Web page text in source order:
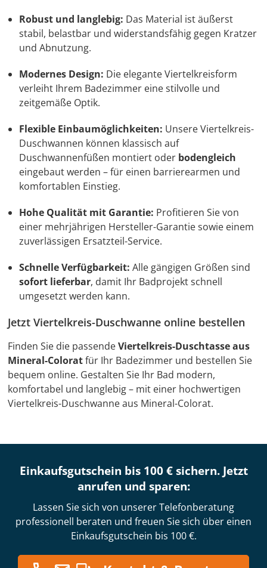
Robust und langlebig: Das Material ist äußerst
stabil, belastbar und widerstandsfähig gegen Kratzer
und Abnutzung.
Modernes Design: Die elegante Viertelkreisform
verleiht Ihrem Badezimmer eine stilvolle und
zeitgemäße Optik.
Flexible Einbaumöglichkeiten: Unsere Viertelkreis-
Duschwannen können klassisch auf
Duschwannenfüßen montiert oder bodengleich
eingebaut werden – für einen barrierearmen und
komfortablen Einstieg.
Hohe Qualität mit Garantie: Profitieren Sie von
einer mehrjährigen Hersteller-Garantie sowie einem
zuverlässigen Ersatzteil-Service.
Schnelle Verfügbarkeit: Alle gängigen Größen sind
sofort lieferbar, damit Ihr Badprojekt schnell
umgesetzt werden kann.
Jetzt Viertelkreis-Duschwanne online bestellen
Finden Sie die passendeViertelkreis-Duschtasse aus
Mineral-Coloratfür Ihr Badezimmer und bestellen Sie
bequem online. Gestalten Sie Ihr Bad modern,
komfortabel und langlebig – mit einer hochwertigen
Viertelkreis-Duschwanne aus Mineral-Colorat.
Einkaufsgutschein bis 100 € sichern. Jetzt
anrufen und sparen:
Lassen Sie sich von unserer Telefonberatung
professionell beraten und freuen Sie sich über einen
Einkaufsgutschein bis 100 €.